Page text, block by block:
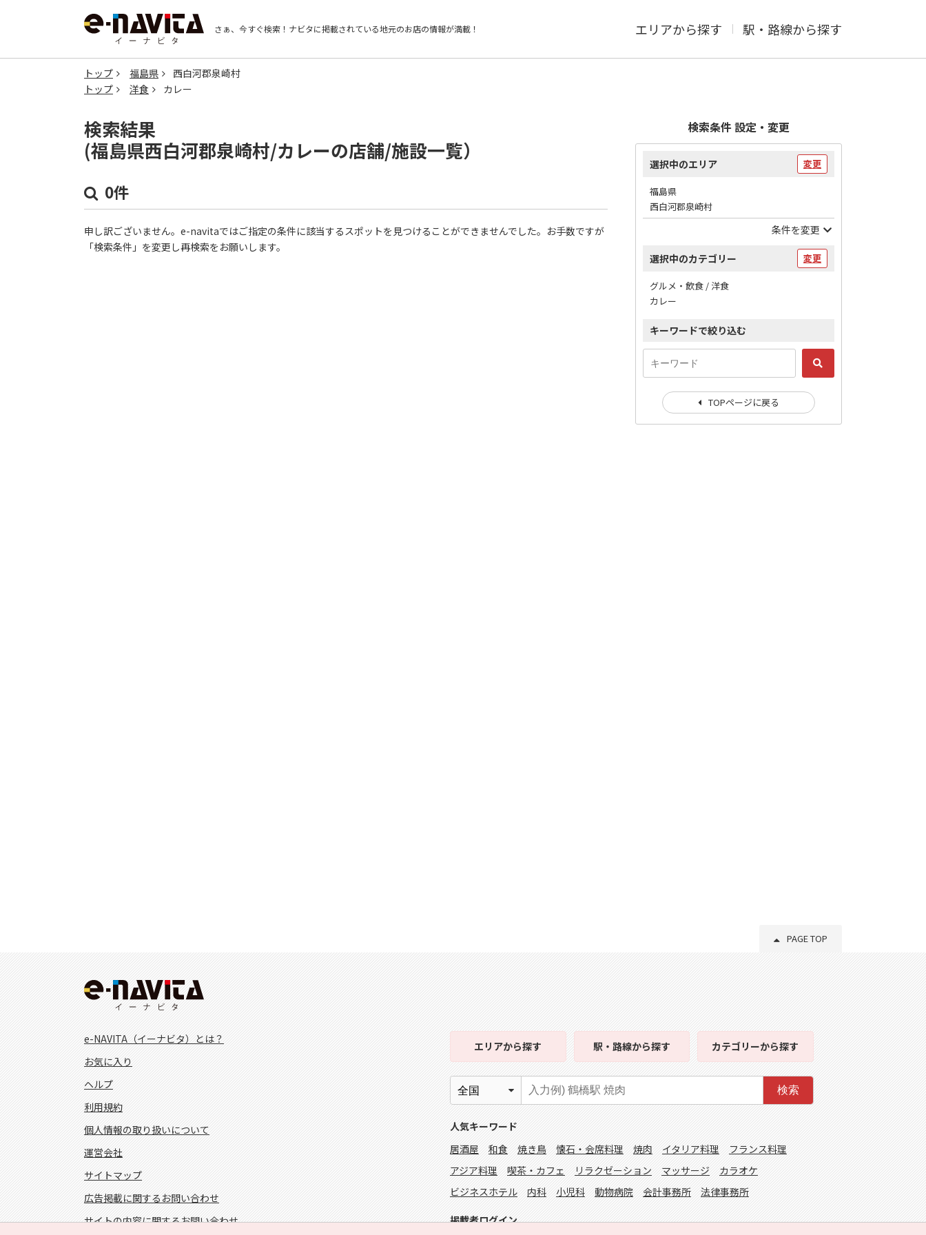
さぁ、今すぐ検索！ ナビタに掲載されている地元のお店の情報が満載！ エリアから探す 駅・路線から探す
トップ 福島県
西白河郡泉崎村
トップ
洋食 カレー
検索結果
(福島県西白河郡泉崎村/カレーの店舗/施設一覧）
0件
申し訳ございません。e-navitaではご指定の条件に該当するスポットを見つけることができませんでした。お手数ですが
「検索条件」を変更し再検索をお願いします。
検索条件 設定・変更
選択中のエリア 変更
福島県
西白河郡泉崎村
条件を変更
選択中のカテゴリー 変更
グルメ・飲食 / 洋食
カレー
キーワードで絞り込む
TOPページに戻る
PAGE TOP
e-NAVITA（イーナビタ）とは？
お気に入り
ヘルプ
利用規約
個人情報の取り扱いについて
運営会社
サイトマップ
広告掲載に関するお問い合わせ
サイトの内容に関するお問い合わせ
エリアから探す 駅・路線から探す カテゴリーから探す
検索
人気キーワード
居酒屋
和食 焼き鳥 懐石・会席料理 焼肉 イタリア料理
フランス料理
アジア料理
喫茶・カフェ リラクゼーション マッサージ
カラオケ
ビジネスホテル
内科 小児科 動物病院 会計事務所 法律事務所
掲載者ログイン